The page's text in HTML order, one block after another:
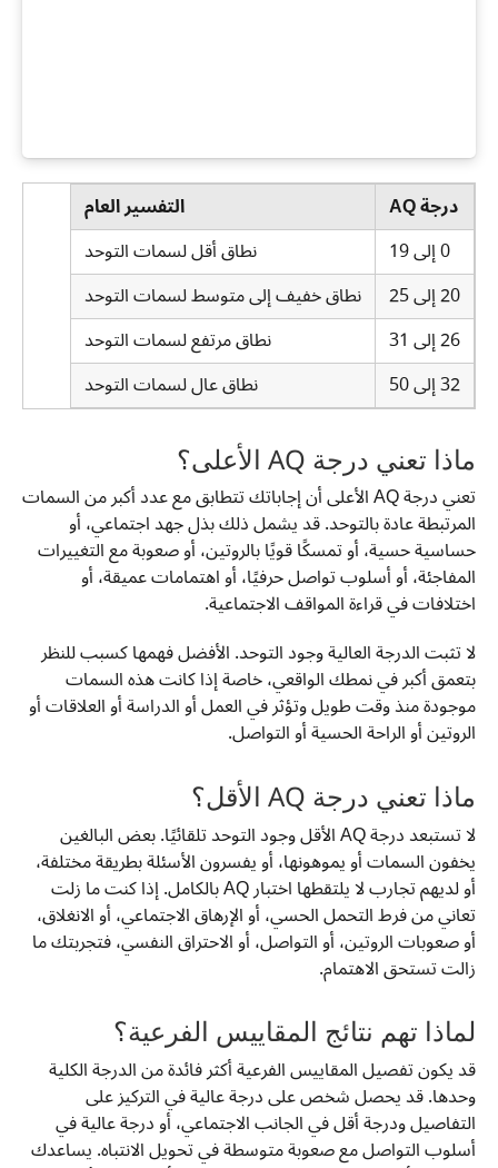
درجة AQ
التفسير العام
0 إلى 19
نطاق أقل لسمات التوحد
20 إلى 25
نطاق خفيف إلى متوسط لسمات التوحد
26 إلى 31
نطاق مرتفع لسمات التوحد
32 إلى 50
نطاق عال لسمات التوحد
ماذا تعني درجة AQ الأعلى؟
تعني درجة AQ الأعلى أن إجاباتك تتطابق مع عدد أكبر من السمات
المرتبطة عادة بالتوحد. قد يشمل ذلك بذل جهد اجتماعي، أو
حساسية حسية، أو تمسكًا قويًا بالروتين، أو صعوبة مع التغييرات
المفاجئة، أو أسلوب تواصل حرفيًا، أو اهتمامات عميقة، أو
اختلافات في قراءة المواقف الاجتماعية.
لا تثبت الدرجة العالية وجود التوحد. الأفضل فهمها كسبب للنظر
بتعمق أكبر في نمطك الواقعي، خاصة إذا كانت هذه السمات
موجودة منذ وقت طويل وتؤثر في العمل أو الدراسة أو العلاقات أو
الروتين أو الراحة الحسية أو التواصل.
ماذا تعني درجة AQ الأقل؟
لا تستبعد درجة AQ الأقل وجود التوحد تلقائيًا. بعض البالغين
يخفون السمات أو يموهونها، أو يفسرون الأسئلة بطريقة مختلفة،
أو لديهم تجارب لا يلتقطها اختبار AQ بالكامل. إذا كنت ما زلت
تعاني من فرط التحمل الحسي، أو الإرهاق الاجتماعي، أو الانغلاق،
أو صعوبات الروتين، أو التواصل، أو الاحتراق النفسي، فتجربتك ما
زالت تستحق الاهتمام.
لماذا تهم نتائج المقاييس الفرعية؟
قد يكون تفصيل المقاييس الفرعية أكثر فائدة من الدرجة الكلية
وحدها. قد يحصل شخص على درجة عالية في التركيز على
التفاصيل ودرجة أقل في الجانب الاجتماعي، أو درجة عالية في
أسلوب التواصل مع صعوبة متوسطة في تحويل الانتباه. يساعدك